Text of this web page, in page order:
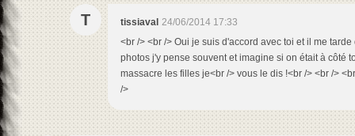
T tissiaval 24/06/2014 17:33
<br /> <br /> Oui je suis d'accord avec toi et il me
photos j'y pense souvent et imagine si on était à côté
massacre les filles je<br /> vous le dis !<br /> <br />
/>